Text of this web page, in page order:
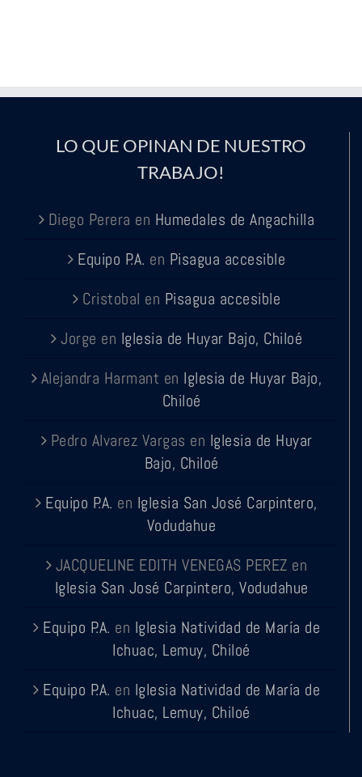
LO QUE OPINAN DE NUESTRO
TRABAJO!
Diego Perera en Humedales de Angachilla
Equipo P.A. en Pisagua accesible
Cristobal en Pisagua accesible
Jorge en Iglesia de Huyar Bajo, Chiloé
Alejandra Harmant en Iglesia de Huyar Bajo,
Chiloé
Pedro Alvarez Vargas en Iglesia de Huyar
Bajo, Chiloé
Equipo P.A. en Iglesia San José Carpintero,
Vodudahue
JACQUELINE EDITH VENEGAS PEREZ en
Iglesia San José Carpintero, Vodudahue
Equipo P.A. en Iglesia Natividad de María de
Ichuac, Lemuy, Chiloé
Equipo P.A. en Iglesia Natividad de María de
Ichuac, Lemuy, Chiloé